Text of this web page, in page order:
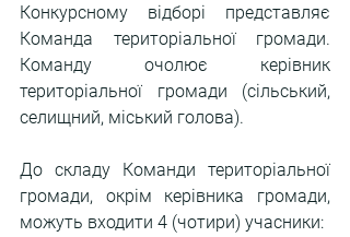
Конкурсному відборі представляє
Команду очолює керівник
територіальної громади (сільський,
селищний, міський голова).
До складу Команди територіальної
громади, окрім керівника громади,
можуть входити 4 (чотири) учасники: